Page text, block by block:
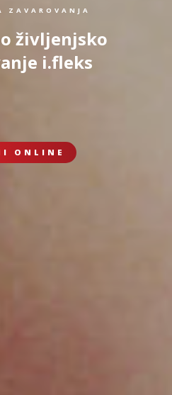
ZAVAROVANJA
življenjsko
i.fleks
ONLINE